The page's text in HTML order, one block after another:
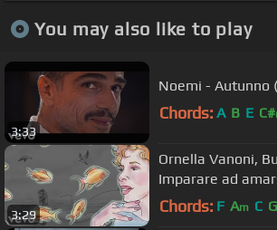
You may also like to play
3:33
Noemi - Autunno
Chords: A B E C#
3:29
Ornella Vanoni,
Imparare ad
Chords: F Am C G